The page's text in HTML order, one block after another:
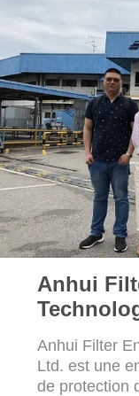
SITE
POLITIQUE
DE
Anhui
Anhui Filter
Ltd. est une
de protection